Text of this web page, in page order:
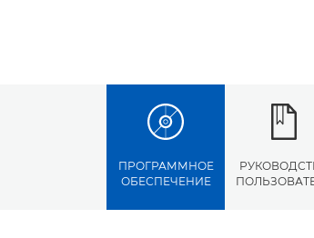
ПРОГРАММНОЕ
ОБЕСПЕЧЕНИЕ